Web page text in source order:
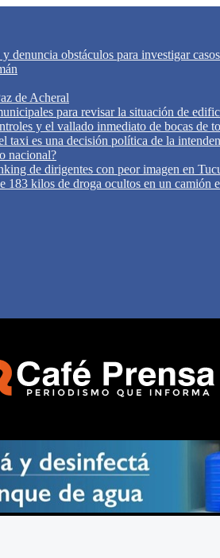
denuncia obstáculos para investigar
de Acheral
para revisar la situación de
y el vallado inmediato de bocas de
taxi es una decisión política de la
nacional?
de dirigentes con peor imagen en
183 kilos de droga ocultos en un camión